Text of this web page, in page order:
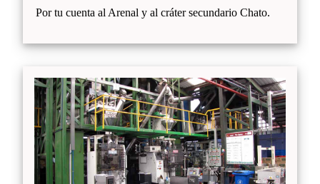
Por tu cuenta al Arenal y al cráter secundario Chato.